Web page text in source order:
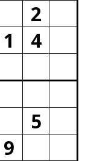
2
1
4
5
9